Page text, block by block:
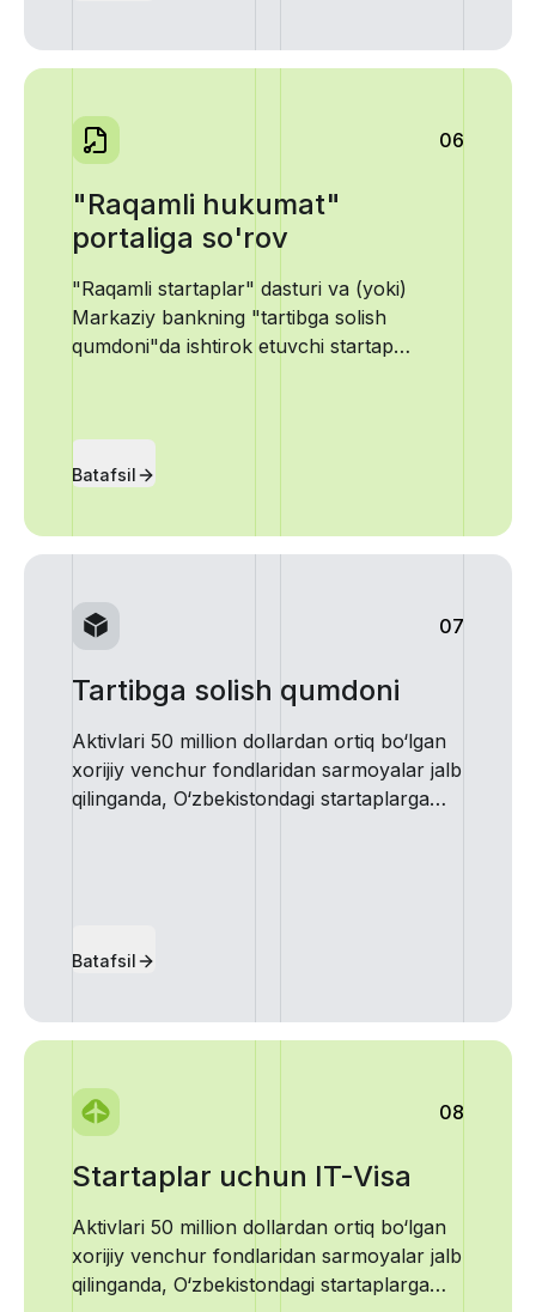
06
"Raqamli hukumat"
portaliga so'rov
"Raqamli startaplar" dasturi va (yoki)
Markaziy bankning "tartibga solish
qumdoni"da ishtirok etuvchi startap
muddatga qadar bepul foydalanish huquqi
Batafsil
07
Tartibga solish qumdoni
Aktivlari 50 million dollardan ortiq bo‘lgan
xorijiy venchur fondlaridan sarmoyalar jalb
qilinganda, O‘zbekistondagi startaplarga
Batafsil
08
Startaplar uchun IT-Visa
Aktivlari 50 million dollardan ortiq bo‘lgan
xorijiy venchur fondlaridan sarmoyalar jalb
qilinganda, O‘zbekistondagi startaplarga